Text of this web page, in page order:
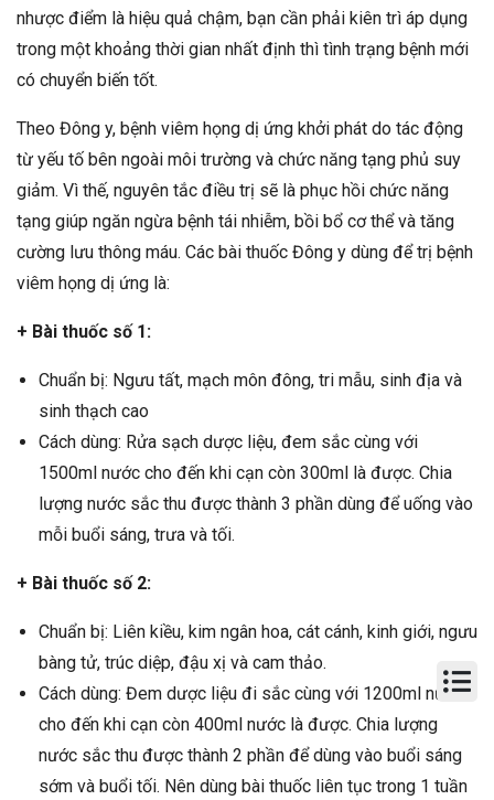
nhược điểm là hiệu quả chậm, bạn cần phải kiên trì áp dụng
trong một khoảng thời gian nhất định thì tình trạng bệnh mới
có chuyển biến tốt.
Theo Đông y, bệnh viêm họng dị ứng khởi phát do tác động
từ yếu tố bên ngoài môi trường và chức năng tạng phủ suy
giảm. Vì thế, nguyên tắc điều trị sẽ là phục hồi chức năng
tạng giúp ngăn ngừa bệnh tái nhiễm, bồi bổ cơ thể và tăng
cường lưu thông máu. Các bài thuốc Đông y dùng để trị bệnh
viêm họng dị ứng là:
+ Bài thuốc số 1:
Chuẩn bị: Ngưu tất, mạch môn đông, tri mẫu, sinh địa và
sinh thạch cao
Cách dùng: Rửa sạch dược liệu, đem sắc cùng với
1500ml nước cho đến khi cạn còn 300ml là được. Chia
lượng nước sắc thu được thành 3 phần dùng để uống vào
mỗi buổi sáng, trưa và tối.
+ Bài thuốc số 2:
Chuẩn bị: Liên kiều, kim ngân hoa, cát cánh, kinh giới, ngưu
bàng tử, trúc diệp, đậu xị và cam thảo.
Cách dùng: Đem dược liệu đi sắc cùng với 1200ml nước
cho đến khi cạn còn 400ml nước là được. Chia lượng
nước sắc thu được thành 2 phần để dùng vào buổi sáng
sớm và buổi tối. Nên dùng bài thuốc liên tục trong 1 tuần